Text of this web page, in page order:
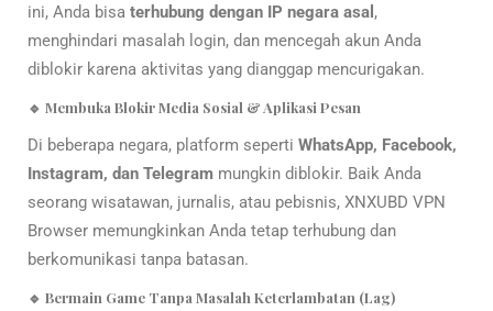
ini, Anda bisa terhubung dengan IP negara asal ,
menghindari masalah login, dan mencegah akun Anda
diblokir karena aktivitas yang dianggap mencurigakan.
🔹 Membuka Blokir Media Sosial & Aplikasi Pesan
Di beberapa negara, platform seperti WhatsApp, Facebook,
Instagram, dan Telegram mungkin diblokir. Baik Anda
seorang wisatawan, jurnalis, atau pebisnis, XNXUBD VPN
Browser memungkinkan Anda tetap terhubung dan
berkomunikasi tanpa batasan.
🔹 Bermain Game Tanpa Masalah Keterlambatan (Lag)